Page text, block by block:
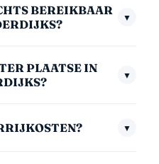
BEREIKBAAR
▼
Het nachttarief
PLAATSE IN
▼
langer zijn. We
▼